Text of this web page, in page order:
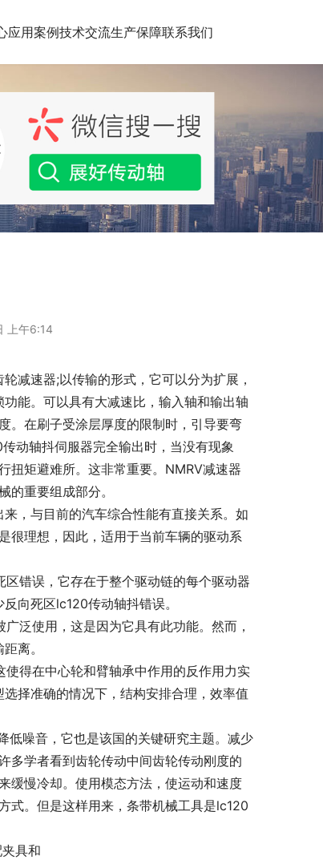
应用案例技术交流生产保障联系我们
上午6:14
减速器;以传输的形式，它可以分为扩展，
能。可以具有大减速比，输入轴和输出轴
。在刷子受涂层厚度的限制时，引导要弯
动轴抖伺服器完全输出时，当没有现象
扭矩避难所。这非常重要。NMRV减速器
的重要组成部分。
，与目前的汽车综合性能有直接关系。如
很理想，因此，适用于当前车辆的驱动系
区错误，它存在于整个驱动链的每个驱动器
向死区lc120传动轴抖错误。
泛使用，这是因为它具有此功能。然而，
离。
得在中心轮和臂轴承中作用的反作用力实
择准确的情况下，结构安排合理，效率值
低噪音，它也是该国的关键研究主题。减少
多学者看到齿轮传动中间齿轮传动刚度的
缓慢冷却。使用模态方法，使运动和速度
式。但是这样用来，条带机械工具是lc120
具和